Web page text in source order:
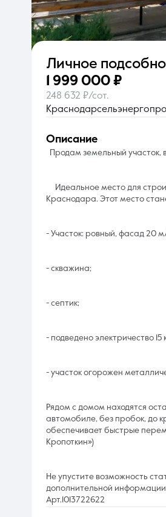
О компании
Личное
1 999 000 ₽
248 632 ₽/сот.
описание
Продам земельный
Идеальное место для
Краснодара. Этот место
- Участок: ровный, фасад 20
- скважина;
- септик;
- подведено электричество 15
- участок огорожен
Рядом с домом находятся
автомобиле, без пробок, до
обеспечивает быстрые
Кропоткин»)
Не упустите возможность
дополнительной
Арт.1013722622